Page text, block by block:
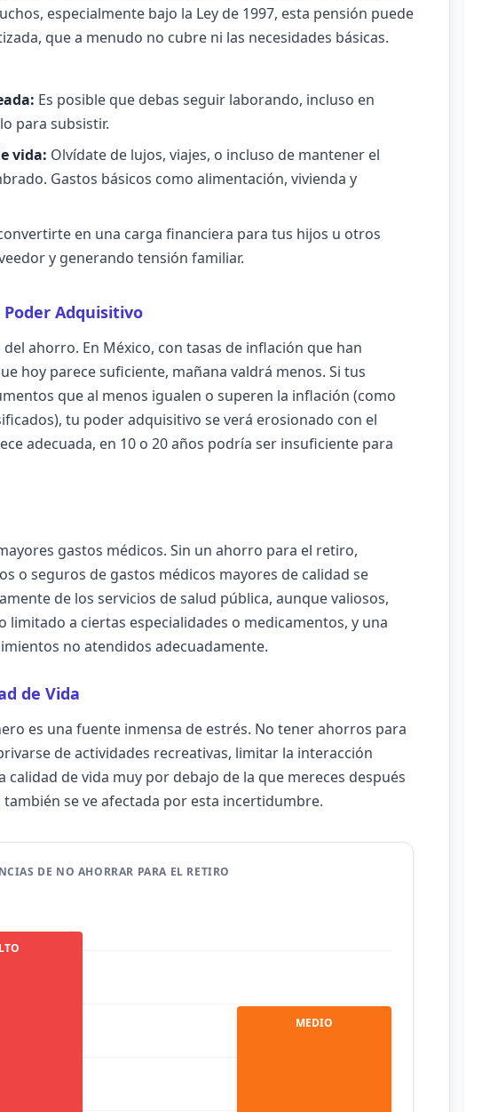
especialmente bajo la Ley de 1997, esta pensión puede
que a menudo no cubre ni las necesidades básicas.
Es posible que debas seguir laborando, incluso en
para subsistir.
vida: Olvídate de lujos, viajes, o incluso de mantener el
Gastos básicos como alimentación, vivienda y
en una carga financiera para tus hijos u otros
y generando tensión familiar.
Adquisitivo
ahorro. En México, con tasas de inflación que han
hoy parece suficiente, mañana valdrá menos. Si tus
que al menos igualen o superen la inflación (como
tu poder adquisitivo se verá erosionado con el
adecuada, en 10 o 20 años podría ser insuficiente para
gastos médicos. Sin un ahorro para el retiro,
o seguros de gastos médicos mayores de calidad se
de los servicios de salud pública, aunque valiosos,
limitado a ciertas especialidades o medicamentos, y una
no atendidos adecuadamente.
de Vida
es una fuente inmensa de estrés. No tener ahorros para
de actividades recreativas, limitar la interacción
de vida muy por debajo de la que mereces después
se ve afectada por esta incertidumbre.
DE NO AHORRAR PARA EL RETIRO
MEDIO